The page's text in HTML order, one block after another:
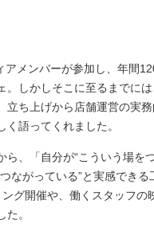
メンバーが参加し、年間
しかしそこに至るまでに
ち上げから店舗運営の実
語ってくれました。
、「自分が“こういう場を
ながっている”と実感でき
グ開催や、働くスタッフの
。